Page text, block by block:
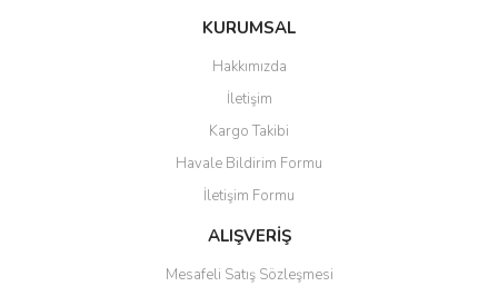
Bu ürüne ilk yorumu siz yapın!
Yorum Yaz
Ürün resmi kalitesiz, bozuk veya görüntülenemiyor.
Ürün açıklamasında eksik bilgiler bulunuyor.
Ürün bilgilerinde hatalar bulunuyor.
Ürün fiyatı diğer sitelerden daha pahalı.
Bu ürüne benzer farklı alternatifler olmalı.
KURUMSAL
Hakkımızda
İletişim
Kargo Takibi
Havale Bildirim Formu
İletişim Formu
ALIŞVERİŞ
Mesafeli Satış Sözleşmesi